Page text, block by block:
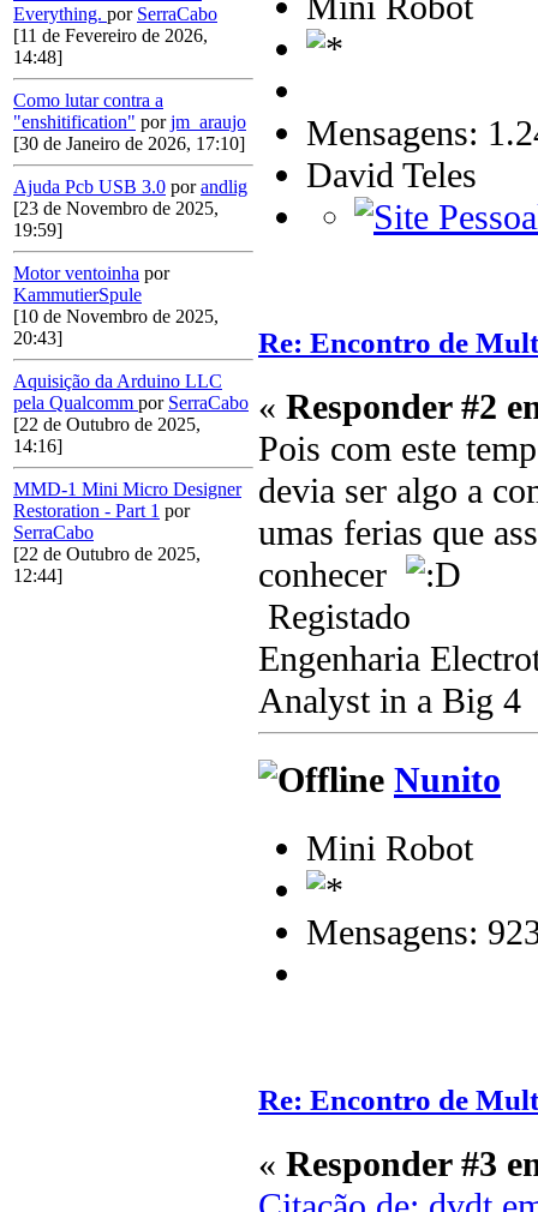
Everything. por SerraCabo
[11 de Fevereiro de 2026,
14:48]
Como lutar contra a
"enshitification" porjm_araujo
[30 de Janeiro de 2026, 17:10]
Ajuda Pcb USB 3.0 porandlig
[23 de Novembro de 2025,
19:59]
Motor ventoinha por
KammutierSpule
[10 de Novembro de 2025,
20:43]
Aquisição da Arduino LLC
pela Qualcomm por SerraCabo
[22 de Outubro de 2025,
14:16]
MMD-1 Mini Micro Designer
Restoration - Part 1 por
SerraCabo
[22 de Outubro de 2025,
12:44]
Mensagens:
David Teles
Re: Encontro de
« Responder #2
Pois com este
devia ser algo a
umas ferias que
conhecer
Registado
Engenharia
Analyst in a Big 4
Nunito
Mini Robot
Mensagens:
Re: Encontro de
« Responder #3